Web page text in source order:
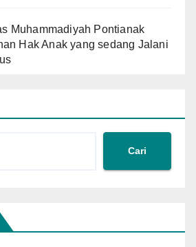
Muhammadiyah Pontianak
Hak Anak yang sedang Jalani
Cari